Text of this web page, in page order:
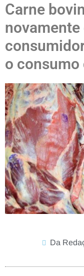
Carne
novamente
o consumo
Da